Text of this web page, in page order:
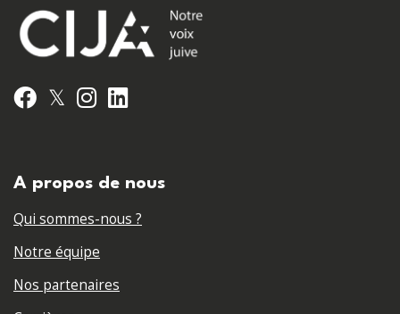
Facebook
𝕏 Instagram
A propos de nous
Qui sommes-nous ?
Notre équipe
Nos partenaires